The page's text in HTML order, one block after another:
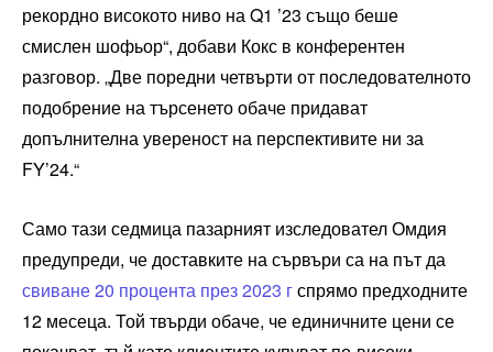
рекордно високото ниво на Q1 ’23 също беше
смислен шофьор“, добави Кокс в конферентен
разговор. „Две поредни четвърти от последователното
подобрение на търсенето обаче придават
допълнителна увереност на перспективите ни за
FY’24.“
Само тази седмица пазарният изследовател Омдия
предупреди, че доставките на сървъри са на път да
свиване 20 процента през 2023 гспрямо предходните
12 месеца. Той твърди обаче, че единичните цени се